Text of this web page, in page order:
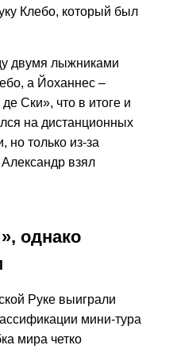
Клебо, который был
двумя лыжниками
а Йоханнес –
Ски», что в итоге и
на дистанционных
но только из-за
взял
однако
Руке выиграли
мини-тура
мира четко